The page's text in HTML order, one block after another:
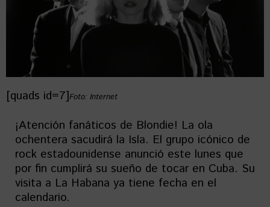
[quads id=7]Foto: Internet
¡Atención fanáticos de Blondie! La ola
ochentera sacudirá la Isla. El grupo icónico de
rock estadounidense anunció este lunes que
por fin cumplirá su sueño de tocar en Cuba. Su
visita a La Habana ya tiene fecha en el
calendario.